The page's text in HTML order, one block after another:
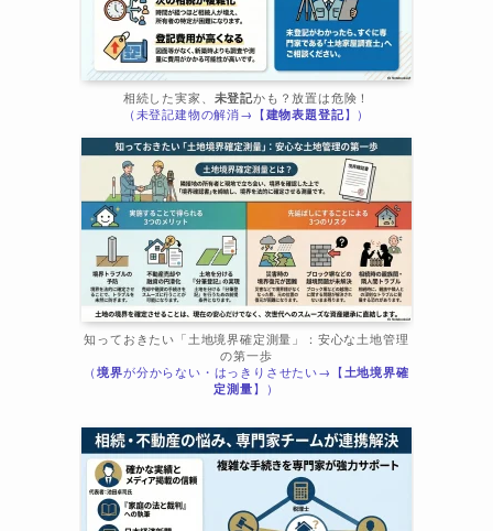
相続した実家、 未登記かも？放置は危険！
（未登記建物の解消→【建物表題登記】）
知っておきたい「土地境界確定測量」：安心な土地管理
の第一歩
（境界が分からない・はっきりさせたい→【土地境界確
定測量】）